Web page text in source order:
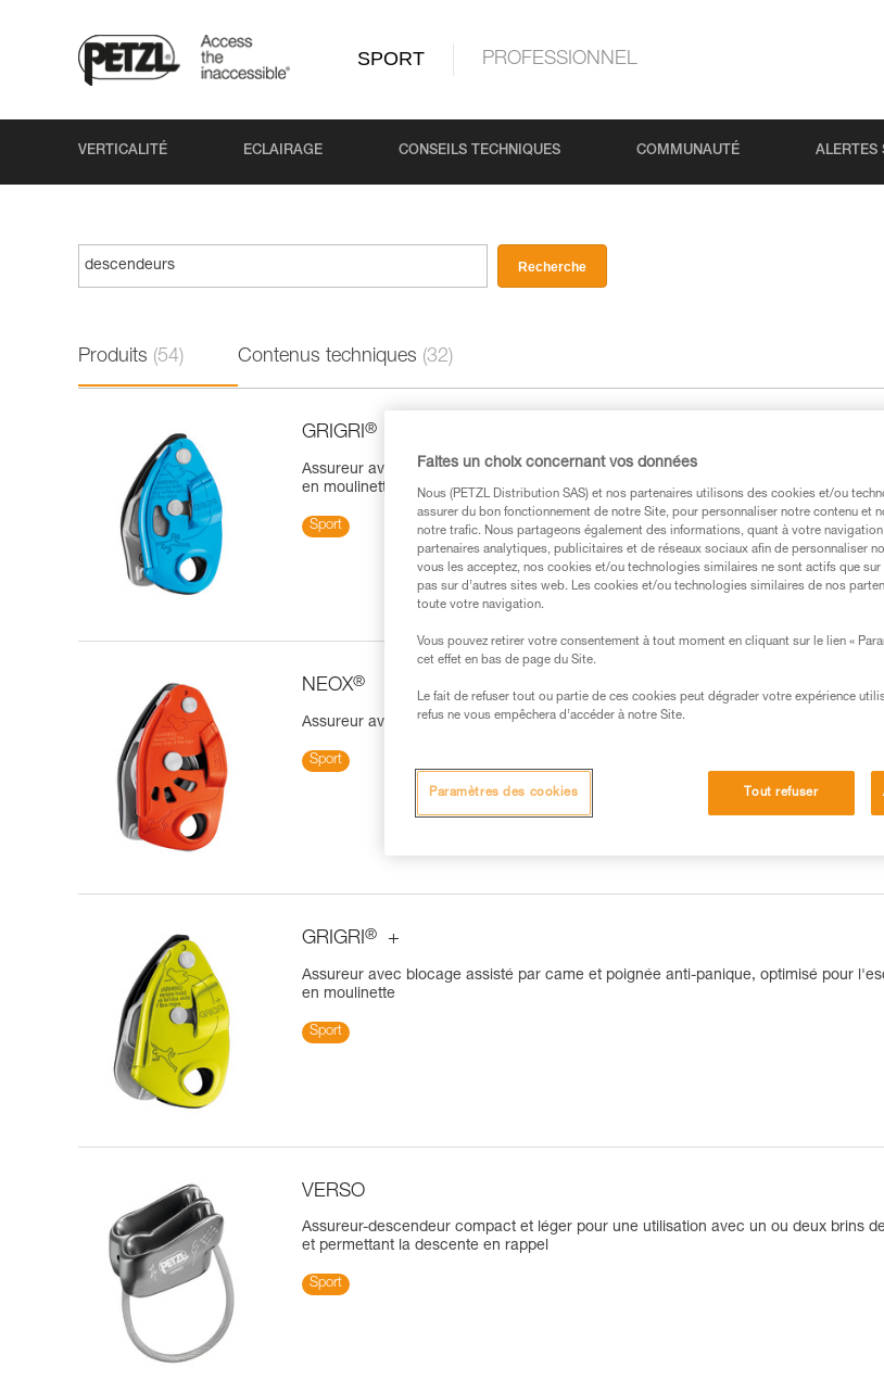
SPORT PROFESSIONNEL
VERTICALITÉ ECLAIRAGE CONSEILS TECHNIQUES COMMUNAUTÉ ALERTES
Recherche
Produits (54) Contenus techniques (32)
GRIGRI®
Assureur avec blocage assisté par came, compact et polyvalent, pour l'escalade en
en moulinette
Sport
NEOX®
Assureur avec blocage assisté par came optimisé pour l’escalade en tête
Sport
GRIGRI® +
Assureur avec blocage assisté par came et poignée anti-panique, optimisé pour
en moulinette
Sport
VERSO
Assureur-descendeur compact et léger pour une utilisation avec un ou deux brins
et permettant la descente en rappel
Sport
Faites un choix concernant vos données
Nous (PETZL Distribution SAS) et nos partenaires utilisons des cookies et/ou
assurer du bon fonctionnement de notre Site, pour personnaliser notre contenu et
notre trafic. Nous partageons également des informations, quant à votre
partenaires analytiques, publicitaires et de réseaux sociaux afin de personnaliser
vous les acceptez, nos cookies et/ou technologies similaires ne sont actifs que
pas sur d’autres sites web. Les cookies et/ou technologies similaires de nos
toute votre navigation.
Vous pouvez retirer votre consentement à tout moment en cliquant sur le lien «
cet effet en bas de page du Site.
Le fait de refuser tout ou partie de ces cookies peut dégrader votre expérience
refus ne vous empêchera d’accéder à notre Site.
Tout refuser
Paramètres des cookies